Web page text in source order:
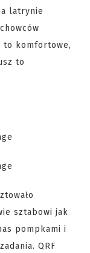
latrynie
to komfortowe,
to
sztabowi jak
pompkami i
QRF